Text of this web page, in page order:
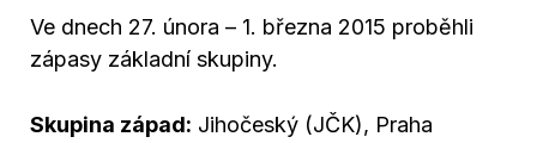
Ve dnech 27. února – 1. března 2015 proběhli
zápasy základní skupiny.
Skupina západ: Jihočeský (JČK), Praha